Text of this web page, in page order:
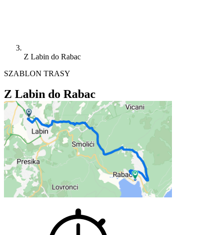
Z Labin do Rabac
SZABLON TRASY
Z Labin do Rabac